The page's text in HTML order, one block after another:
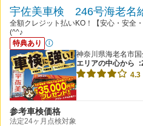
宇佐美車検 246号海老名
全額クレジット払いKO！【安心・安全
(^^♪
特典あり
神奈川県海老名市
エリアの中心から
4.3
参考車検価格
法定24ヶ月点検対象